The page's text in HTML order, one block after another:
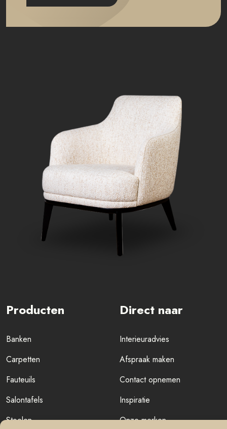
Producten
Banken
Carpetten
Fauteuils
Salontafels
Stoelen
Direct naar
Interieuradvies
Afspraak maken
Contact opnemen
Inspiratie
Onze merken